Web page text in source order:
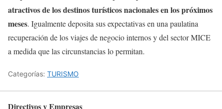
atractivos de los destinos turísticos nacionales en los próximos
meses. Igualmente deposita sus expectativas en una paulatina
recuperación de los viajes de negocio internos y del sector MICE
a medida que las circunstancias lo permitan.
Categorías: TURISMO
Directivos y Empresas